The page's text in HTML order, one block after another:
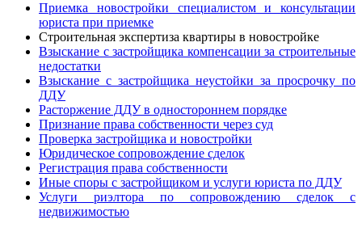
Приемка новостройки специалистом и консультации
юриста при приемке
Строительная экспертиза квартиры в новостройке
Взыскание с застройщика компенсации за строительные
недостатки
Взыскание с застройщика неустойки за просрочку по
ДДУ
Расторжение ДДУ в одностороннем порядке
Признание права собственности через суд
Проверка застройщика и новостройки
Юридическое сопровождение сделок
Регистрация права собственности
Иные споры с застройщиком и услуги юриста по ДДУ
Услуги риэлтора по сопровождению сделок с
недвижимостью